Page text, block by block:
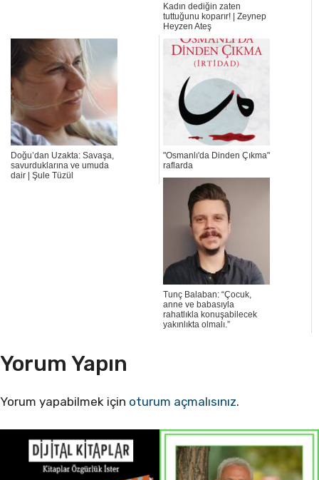
Kadın dediğin zaten
tuttuğunu koparır! | Zeynep
Heyzen Ateş
Doğu’dan Uzakta: Savaşa,
savurduklarına ve umuda
dair | Şule Tüzül
"Osmanlı'da Dinden Çıkma"
raflarda
Tunç Balaban: “Çocuk,
anne ve babasıyla
rahatlıkla konuşabilecek
yakınlıkta olmalı.”
Yorum Yapın
Yorum yapabilmek için oturum açmalısınız.